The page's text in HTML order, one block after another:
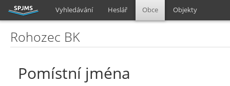
Vyhledávání Heslář Obce Objekty
Rohozec BK
Pomístní jména